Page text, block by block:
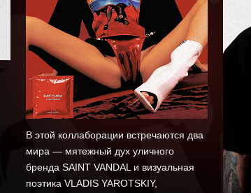
В этой коллаборации встречаются два
мира — мятежный дух уличного
бренда SAINT VANDAL и визуальная
поэтика VLADIS YAROTSKIY,